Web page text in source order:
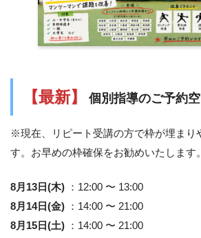
【最新】 個別指導のご予約
※現在、リピート受講の方で枠が埋まり
す。お早めの枠確保をお勧めいたします。
8月13日(木)
：12:00 〜 13:00
8月14日(金)
：14:00 〜 21:00
8月15日(土)
：14:00 〜 21:00